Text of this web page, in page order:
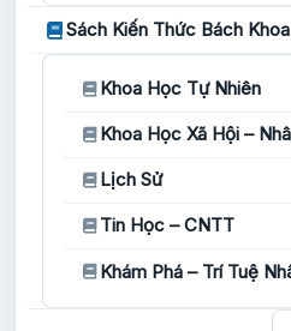
Sách Kiến Thức Bách Khoa
Khoa Học Tự Nhiên
Khoa Học Xã Hội –
Lịch Sử
Tin Học – CNTT
Khám Phá – Trí Tuệ